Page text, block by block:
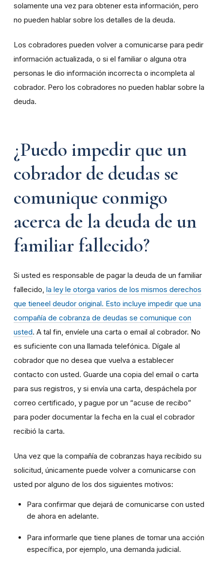
solamente una vez para obtener esta información, pero
no pueden hablar sobre los detalles de la deuda.
Los cobradores pueden volver a comunicarse para pedir
información actualizada, o si el familiar o alguna otra
personas le dio información incorrecta o incompleta al
cobrador. Pero los cobradores no pueden hablar sobre la
deuda.
¿Puedo impedir que un
cobrador de deudas se
comunique conmigo
acerca de la deuda de un
familiar fallecido?
Si usted es responsable de pagar la deuda de un familiar
fallecido, la ley le otorga varios de los mismos derechos
que tieneel deudor original. Esto incluye impedir que una
compañía de cobranza de deudas se comunique con
usted. A tal fin, envíele una carta o email al cobrador. No
es suficiente con una llamada telefónica. Dígale al
cobrador que no desea que vuelva a establecer
contacto con usted. Guarde una copia del email o carta
para sus registros, y si envía una carta, despáchela por
correo certificado, y pague por un “acuse de recibo”
para poder documentar la fecha en la cual el cobrador
recibió la carta.
Una vez que la compañía de cobranzas haya recibido su
solicitud, únicamente puede volver a comunicarse con
usted por alguno de los dos siguientes motivos:
Para confirmar que dejará de comunicarse con usted
de ahora en adelante.
Para informarle que tiene planes de tomar una acción
específica, por ejemplo, una demanda judicial.